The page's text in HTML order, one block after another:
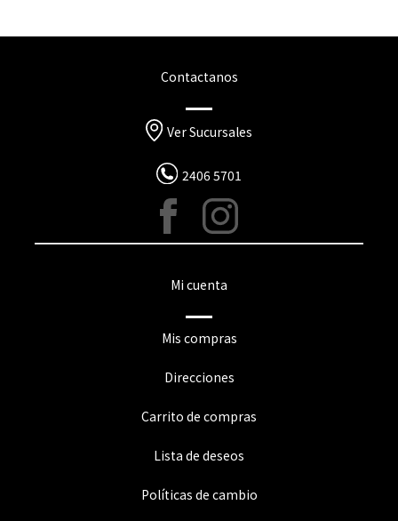
Contactanos
Ver Sucursales
2406 5701
Mi cuenta
Mis compras
Direcciones
Carrito de compras
Lista de deseos
Políticas de cambio